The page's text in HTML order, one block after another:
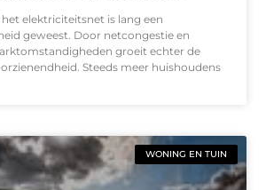
elektriciteitsnet is lang een
geweest. Door netcongestie en
groeit echter de
Steeds meer huishoudens
WONING EN TUIN